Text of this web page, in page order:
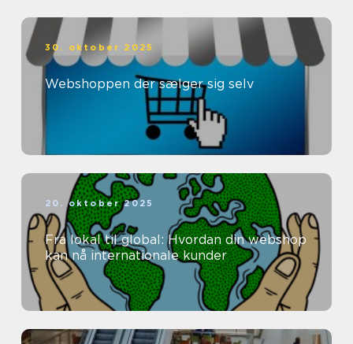
30. oktober 2025
Webshoppen der sælger sig selv
20. oktober 2025
Fra lokal til global: Hvordan din webshop
kan nå internationale kunder